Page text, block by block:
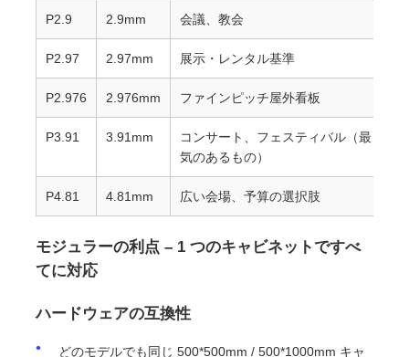
引金 を 求め て ください
LED ビデオウォールディスプレイ
LEDディスプレイ画面
コンサートLEDスクリーン
P2.9 2.9mm 会議、教会
P2.97 2.97mm 展示・レンタル基準
P2.976 2.976mm ファインピッチ屋外看板
P3.91 3.91mm
コンサート、フェスティバル（最も人
気のあるもの）
P4.81 4.81mm 広い会場、予算の選択肢
モジュラーの利点 – 1 つのキャビネットですべ
てに対応
ハードウェアの互換性
どのモデルでも同じ 500*500mm / 500*1000mm キャ